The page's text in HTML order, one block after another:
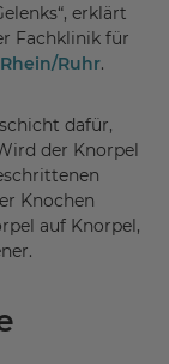
erklärt
Fachklinik für
Ruhr.
dafür,
der Knorpel
Knochen
auf Knorpel,